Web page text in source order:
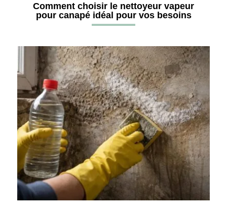
Comment choisir le nettoyeur vapeur
pour canapé idéal pour vos besoins